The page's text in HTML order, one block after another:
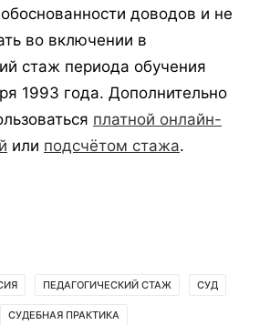
доводов и не
во включении в
стаж периода обучения
1993 года. Дополнительно
платной онлайн-
или подсчётом стажа.
ПЕДАГОГИЧЕСКИЙ СТАЖ СУД
СУДЕБНАЯ ПРАКТИКА